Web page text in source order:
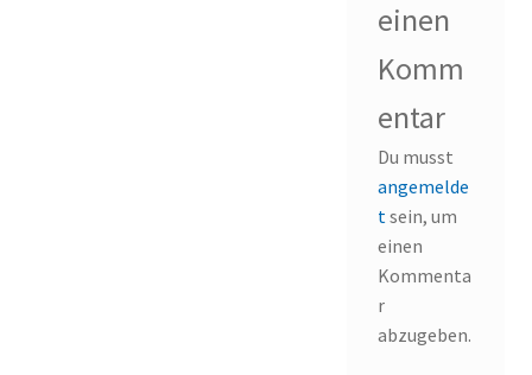
einen
Komm
entar
Du musst
angemelde
tsein, um
einen
Kommenta
r
abzugeben.